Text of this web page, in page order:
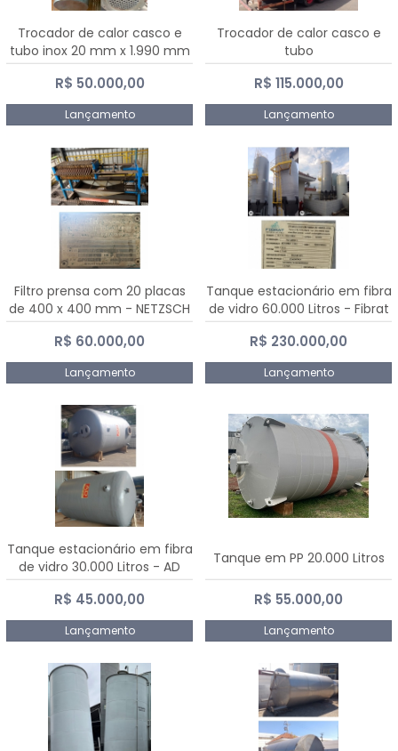
Trocador de calor casco e
tubo inox 20 mm x 1.990 mm
R$ 50.000,00
Lançamento
Trocador de calor casco e
tubo
R$ 115.000,00
Lançamento
Filtro prensa com 20 placas
de 400 x 400 mm - NETZSCH
R$ 60.000,00
Lançamento
Tanque estacionário em fibra
de vidro 60.000 Litros - Fibrat
R$ 230.000,00
Lançamento
Tanque estacionário em fibra
de vidro 30.000 Litros - AD
Fibras
R$ 45.000,00
Lançamento
Tanque em PP 20.000 Litros
R$ 55.000,00
Lançamento